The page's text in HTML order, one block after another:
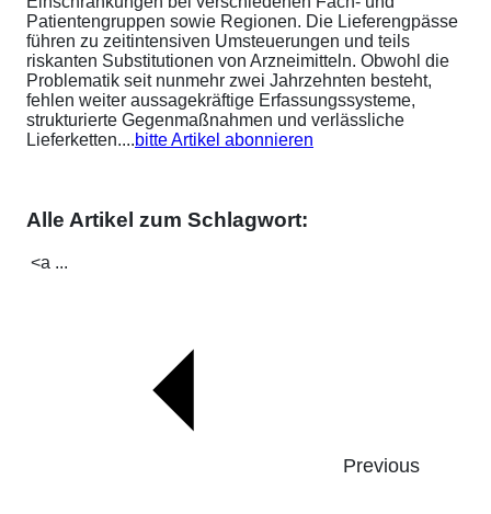
Patientengruppen sowie Regionen. Die Lieferengpässe
führen zu zeitintensiven Umsteuerungen und teils
riskanten Substitutionen von Arzneimitteln. Obwohl die
Problematik seit nunmehr zwei Jahrzehnten besteht,
fehlen weiter aussagekräftige Erfassungssysteme,
strukturierte Gegenmaßnahmen und verlässliche
Lieferketten....bitte Artikel abonnieren
Alle Artikel zum Schlagwort:
<a ...
Previous